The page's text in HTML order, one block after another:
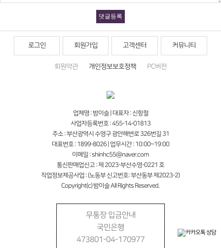
댓글등록
로그인 회원가입 고객센터 커뮤니티
회원약관 개인정보보호정책 PC버전
업체명 : 밤이슬 | 대표자 : 신항철
사업자등록번호 : 455-14-01813
주소 : 부산광역시 수영구 광안해변로 326번길 31
대표번호 : 1899-8026 | 업무시간 : 10:00~19:00
이메일 : shinhc55@naver.com
통신판매업신고 : 제 2023-부산수영-0221 호
직업정보제공사업 : (노동부 신고번호: 부산동부 제2023-2)
Copyright(c) 밤이슬 All Rights Reserved.
무통장 입금안내
국민은행
473801-04-170977